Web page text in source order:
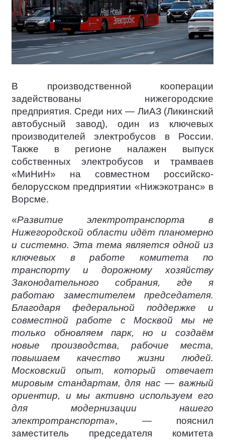
В производственной кооперации
задействованы нижегородские
предприятия. Среди них — ЛиАЗ (Ликинский
автобусный завод), один из ключевых
производителей электробусов в России.
Также в регионе налажен выпуск
собственных электробусов и трамваев
«МиНиН» на совместном российско-
белорусском предприятии «Нижэкотранс» в
Ворсме.
«Развитие электротранспорта в
Нижегородской области идёт планомерно
и системно. Эта тема является одной из
ключевых в работе комитета по
транспорту и дорожному хозяйству
Законодательного собрания, где я
работаю заместителем председателя.
Благодаря федеральной поддержке и
совместной работе с Москвой мы не
только обновляем парк, но и создаём
новые производства, рабочие места,
повышаем качество жизни людей.
Московский опыт, который отвечает
мировым стандартам, для нас — важный
ориентир, и мы активно используем его
для модернизации нашего
электротранспорта», — пояснил
заместитель председателя комитета